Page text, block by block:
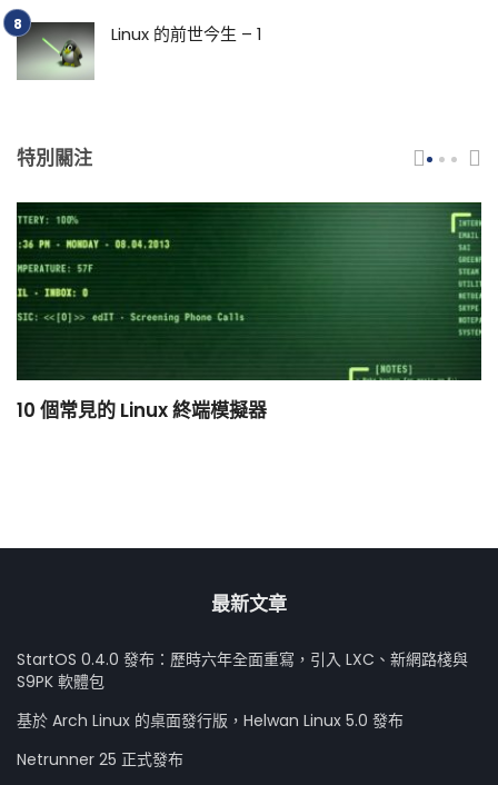
Linux 的前世今生 – 1
特別關注
10 個常見的 Linux 終端模擬器
最新文章
StartOS 0.4.0 發布：歷時六年全面重寫，引入 LXC、新網路棧與
S9PK 軟體包
基於 Arch Linux 的桌面發行版，Helwan Linux 5.0 發布
Netrunner 25 正式發布